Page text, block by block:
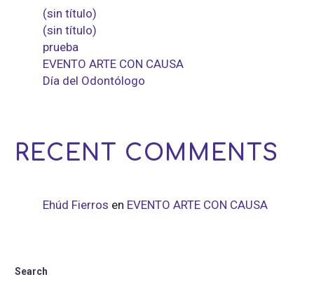
(sin título)
(sin título)
prueba
EVENTO ARTE CON CAUSA
Día del Odontólogo
RECENT COMMENTS
Ehúd Fierros en EVENTO ARTE CON CAUSA
Search